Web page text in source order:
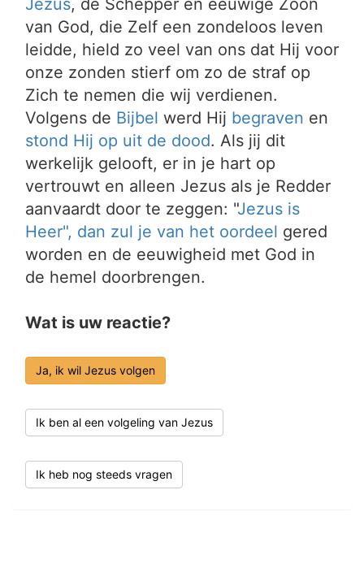
Jezus, de Schepper en eeuwige Zoon
van God, die Zelf een zondeloos leven
leidde, hield zo veel van ons dat Hij voor
onze zonden stierf om zo de straf op
Zich te nemen die wij verdienen.
Volgens de Bijbel werd Hij begraven en
stond Hij op uit de dood. Als jij dit
werkelijk gelooft, er in je hart op
vertrouwt en alleen Jezus als je Redder
aanvaardt door te zeggen: "Jezus is
Heer", dan zul je van het oordeel gered
worden en de eeuwigheid met God in
de hemel doorbrengen.
Wat is uw reactie?
Ja, ik wil Jezus volgen
Ik ben al een volgeling van Jezus
Ik heb nog steeds vragen